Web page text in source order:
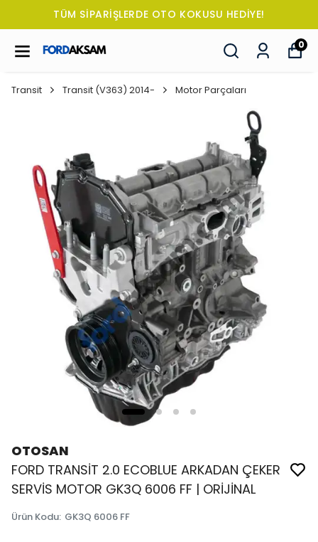
TÜM SİPARİŞLERDE OTO KOKUSU HEDİYE!
0
Transit Transit (V363) 2014- Motor Parçaları
OTOSAN
FORD TRANSİT 2.0 ECOBLUE ARKADAN ÇEKER
SERVİS MOTOR GK3Q 6006 FF | ORİJİNAL
Ürün Kodu: GK3Q 6006 FF